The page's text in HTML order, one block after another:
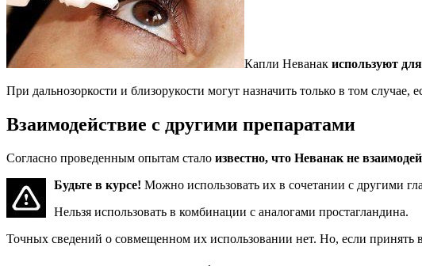
Капли Неванак используют
При дальнозоркости и близорукости могут назначить только в том
Взаимодействие с другими препаратами
Согласно проведенным опытам стало известно, что Неванак не
Будьте в курсе! Можно использовать их в сочетании с другими
Нельзя использовать в комбинации с аналогами простагландина.
Точных сведений о совмещенном их использовании нет. Но, если